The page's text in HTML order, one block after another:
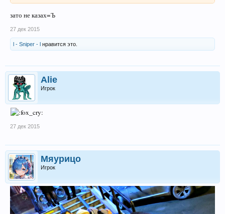
зато не казах=Ъ
27 дек 2015
l - Sniper - l нравится это.
Alie
Игрок
27 дек 2015
Мяурицо
Игрок